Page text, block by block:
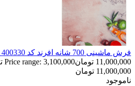
فرش ماشینی 700 شانه افرند كد 400330
11,000,000 تومان
11,000,000 تومان
ناموجود